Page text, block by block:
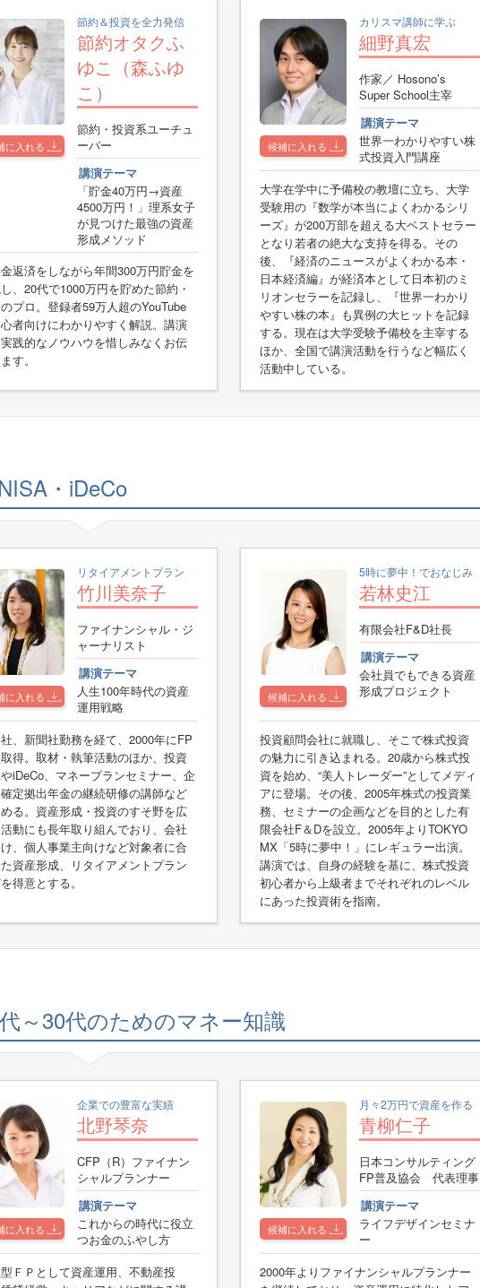
に入れる
節約＆投資を全力発信
節約オタクふ
ゆこ（森ふゆ
こ）
節約・投資系ユーチュ
ーバー
講演テーマ
「貯金40万円→資産
4500万円！」理系女子
が見つけた最強の資産
形成メソッド
返済をしながら年間300万円貯金を
、20代で1000万円を貯めた節約・
プロ。登録者59万人超のYouTube
者向けにわかりやすく解説。講演
践的なノウハウを惜しみなくお伝
す。
候補に入れる
カリスマ講師に学ぶ
細野真宏
作家／ Hosono’s
Super School主宰
講演テーマ
世界一わかりやすい株
式投資入門講座
大学在学中に予備校の教壇に立ち、大学
受験用の『数学が本当によくわかるシリ
ーズ』が200万部を超える大ベストセラー
となり若者の絶大な支持を得る。その
後、『経済のニュースがよくわかる本・
日本経済編』が経済本として日本初のミ
リオンセラーを記録し、『世界一わかり
やすい株の本』も異例の大ヒットを記録
する。現在は大学受験予備校を主宰する
ほか、全国で講演活動を行うなど幅広く
活動中している。
・iDeCo
に入れる
リタイアメントプラン
竹川美奈子
ファイナンシャル・ジ
ャーナリスト
講演テーマ
人生100年時代の資産
運用戦略
、新聞社勤務を経て、2000年にFP
得。取材・執筆活動のほか、投資
iDeCo、マネープランセミナー、企
定拠出年金の継続研修の講師など
る。資産形成・投資のすそ野を広
動にも長年取り組んでおり、会社
、個人事業主向けなど対象者に合
資産形成、リタイアメントプラン
得意とする。
候補に入れる
5時に夢中！でおなじみ
若林史江
有限会社F&D社長
講演テーマ
会社員でもできる資産
形成プロジェクト
投資顧問会社に就職し、そこで株式投資
の魅力に引き込まれる。20歳から株式投
資を始め、“美人トレーダー”としてメディ
アに登場。その後、2005年株式の投資業
務、セミナーの企画などを目的とした有
限会社F＆Dを設立。2005年よりTOKYO
MX「5時に夢中！」にレギュラー出演。
講演では、自身の経験を基に、株式投資
初心者から上級者までそれぞれのレベル
にあった投資術を指南。
～30代のためのマネー知識
に入れる
企業での豊富な実績
北野琴奈
CFP（R）ファイナン
シャルプランナー
講演テーマ
これからの時代に役立
つお金のふやし方
ＦＰとして資産運用、不動産投
候補に入れる
月々2万円で資産を作る
青柳仁子
日本コンサルティング
FP普及協会 代表理事
講演テーマ
ライフデザインセミナ
ー
2000年よりファイナンシャルプランナー